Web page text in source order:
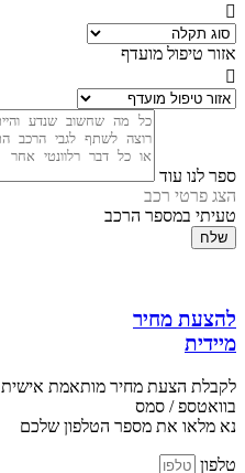
אזור טיפול מועדף
ספר לנו עוד
הצג פרטי רכב
טעיתי במספר הרכב
שלח
להצעת מחיר
מיידית
לקבלת הצעת מחיר מותאמת אישית
בוואטספ / סמס
נא מלאו את מספר הטלפון שלכם
טלפון